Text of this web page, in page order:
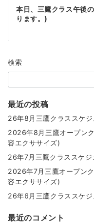
ゲ
シ
ョ
ン
本日、三鷹クラス午後
ります。)
検索
最近の投稿
26年8月三鷹クラススケ
2026年8月三鷹オープン
容エクササイズ)
26年7月三鷹クラススケジ
2026年7月三鷹オープン
容エクササイズ)
26年6月三鷹クラススケ
最近のコメント